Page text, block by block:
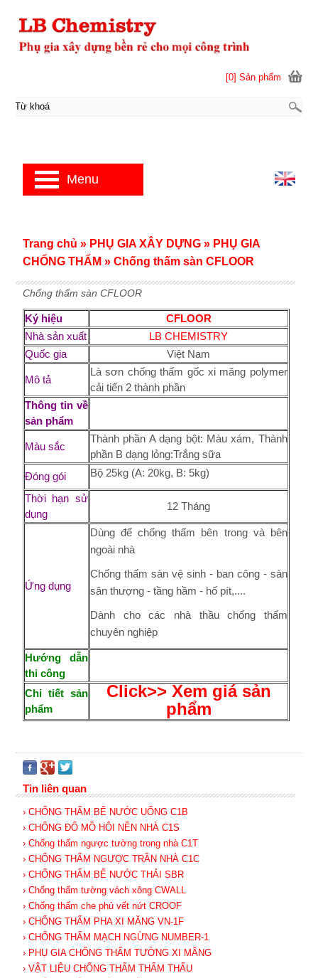
Chống thấm sàn CFLOOR
Ký hiệu
CFLOOR
Nhà sản xuất
LB CHEMISTRY
Quốc gia
Việt Nam
Mô tả
Là sơn chống thấm gốc xi măng polymer
cải tiến 2 thành phần
Thông tin về
sản phẩm
Màu sắc
Thành phần A dạng bột: Màu xám, Thành
phần B dạng lỏng:Trắng sữa
Đóng gói
Bộ 25kg (A: 20kg, B: 5kg)
Thời hạn sử
dụng
12 Tháng
Ứng dụng
Dùng để chống thấm bên trong và bên
ngoài nhà
Chống thấm sàn vệ sinh - ban công - sàn
sân thượng - tầng hầm - hố pít,....
Dành cho các nhà thầu chống thấm
chuyên nghiệp
Hướng dẫn
thi công
Chi tiết sản
phẩm
Click>> Xem giá sản
phẩm
Tin liên quan
› CHỐNG THẤM BỂ NƯỚC UỐNG C1B
› CHỐNG ĐỔ MỒ HÔI NỀN NHÀ C1S
› Chống thấm ngược tường trong nhà C1T
› CHỐNG THẤM NGƯỢC TRẦN NHÀ C1C
› CHỐNG THẤM BỂ NƯỚC THẢI SBR
› Chống thấm tường vách xông CWALL
› Chống thấm che phủ vết nứt CROOF
› CHỐNG THẤM PHA XI MĂNG VN-1F
› CHỐNG THẤM MẠCH NGỪNG NUMBER-1
› PHỤ GIA CHỐNG THẤM TƯỜNG XI MĂNG
› VẬT LIỆU CHỐNG THẤM THẨM THẤU
Trang chủ » PHỤ GIA XÂY DỰNG » PHỤ GIA
CHỐNG THẤM » Chống thấm sàn CFLOOR
[0] Sản phẩm
Menu